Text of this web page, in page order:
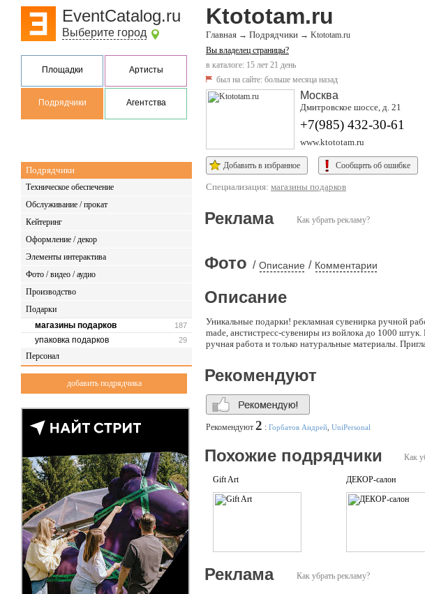
EventCatalog.ru
Выберите город
Площадки Артисты
Подрядчики Агентства
Подрядчики
Техническое обеспечение
Обслуживание / прокат
Кейтеринг
Оформление / декор
Элементы интерактива
Фото / видео / аудио
Производство
Подарки
187
магазины подарков
29
упаковка подарков
Персонал
добавить подрядчика
Ktototam.ru
Главная → Подрядчики → Ktototam.ru
Вы владелец страницы?
в каталоге: 15 лет 21 день
был на сайте: больше месяца назад
Москва
Дмитровское шоссе, д. 21
+7(985) 432-30-61
www.ktototam.ru
Добавить в избранное Сообщить об ошибке
Специализация: магазины подарков
Как убрать рекламу?
Реклама
Фото / Описание / Комментарии
Описание
Уникальные подарки! рекламная сувенирка ручной
made, анстистресс-сувениры из войлока до 1000
ручная работа и только натуральные материалы.
Рекомендуют
Рекомендуют 2 : Горбатов Андрей UniPersonal
Как
Похожие подрядчики
Gift Art ДЕКОР-салон
Как убрать рекламу?
Реклама